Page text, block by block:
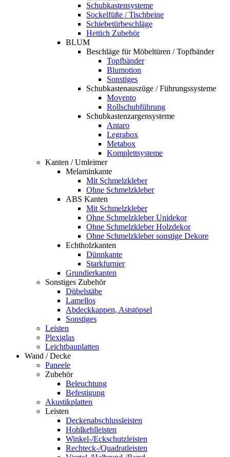
Schubkastensysteme
Sockelfüße / Tischbeine
Schiebetürbeschläge
Hettich Zubehör
BLUM
Beschläge für Möbeltüren / Topfbänder
Topfbänder
Blumotion
Sonstiges
Schubkastenauszüge / Führungssysteme
Movento
Rollschubführung
Schubkastenzargensysteme
Antaro
Legrabox
Metabox
Komplettsysteme
Kanten / Umleimer
Melaminkante
Mit Schmelzkleber
Ohne Schmelzkleber
ABS Kanten
Mit Schmelzkleber
Ohne Schmelzkleber Unidekor
Ohne Schmelzkleber Holzdekor
Ohne Schmelzkleber sonstige Dekore
Echtholzkanten
Dünnkante
Starkfurnier
Grundierkanten
Sonstiges Zubehör
Dübelstäbe
Lamellos
Abdeckkappen, Aststöpsel
Sonstiges
Leisten
Plexiglas
Leichtbauplatten
Wand / Decke
Paneele
Zubehör
Beleuchtung
Befestigung
Akustikplatten
Leisten
Deckenabschlussleisten
Hohlkehlleisten
Winkel-/Eckschutzleisten
Rechteck-/Quadratleisten